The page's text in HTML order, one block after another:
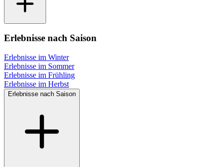
Erlebnisse nach Saison
Erlebnisse im Winter
Erlebnisse im Sommer
Erlebnisse im Frühling
Erlebnisse im Herbst
Erlebnisse nach Saison